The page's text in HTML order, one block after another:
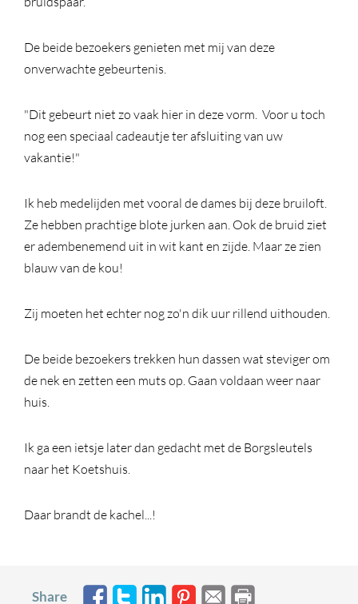
De beide bezoekers genieten met mij van deze
onverwachte gebeurtenis.
"Dit gebeurt niet zo vaak hier in deze vorm. Voor u toch
nog een speciaal cadeautje ter afsluiting van uw
vakantie!"
Ik heb medelijden met vooral de dames bij deze bruiloft.
Ze hebben prachtige blote jurken aan. Ook de bruid ziet
er adembenemend uit in wit kant en zijde. Maar ze zien
blauw van de kou!
Zij moeten het echter nog zo'n dik uur rillend uithouden.
De beide bezoekers trekken hun dassen wat steviger om
de nek en zetten een muts op. Gaan voldaan weer naar
huis.
Ik ga een ietsje later dan gedacht met de Borgsleutels
naar het Koetshuis.
Daar brandt de kachel...!
Share